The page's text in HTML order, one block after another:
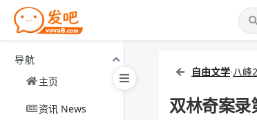
导航
主页
资讯 News
自由文学·八峰
双林奇案录